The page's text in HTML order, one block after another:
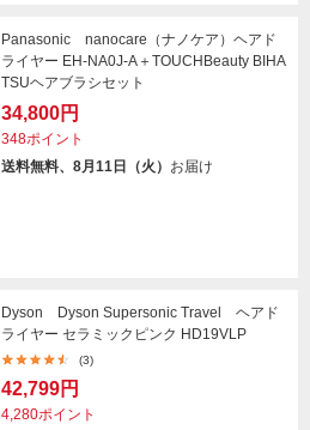
Panasonic nanocare（ナノケア）ヘアド
ライヤー EH-NA0J-A＋TOUCHBeauty BIHA
TSUヘアブラシセット
34,800円
348ポイント
送料無料、8月11日（火） お届け
Dyson Dyson Supersonic Travel ヘアド
ライヤー セラミックピンク HD19VLP
(3)
42,799円
4,280ポイント